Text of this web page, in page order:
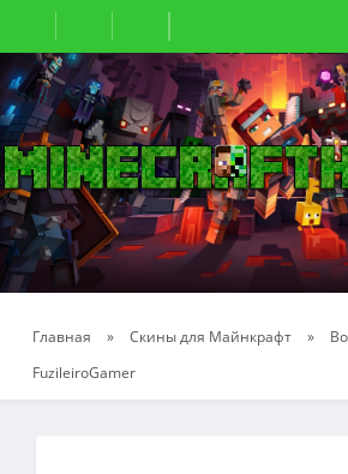
Главная » Скины для Майнкрафт »
FuzileiroGamer